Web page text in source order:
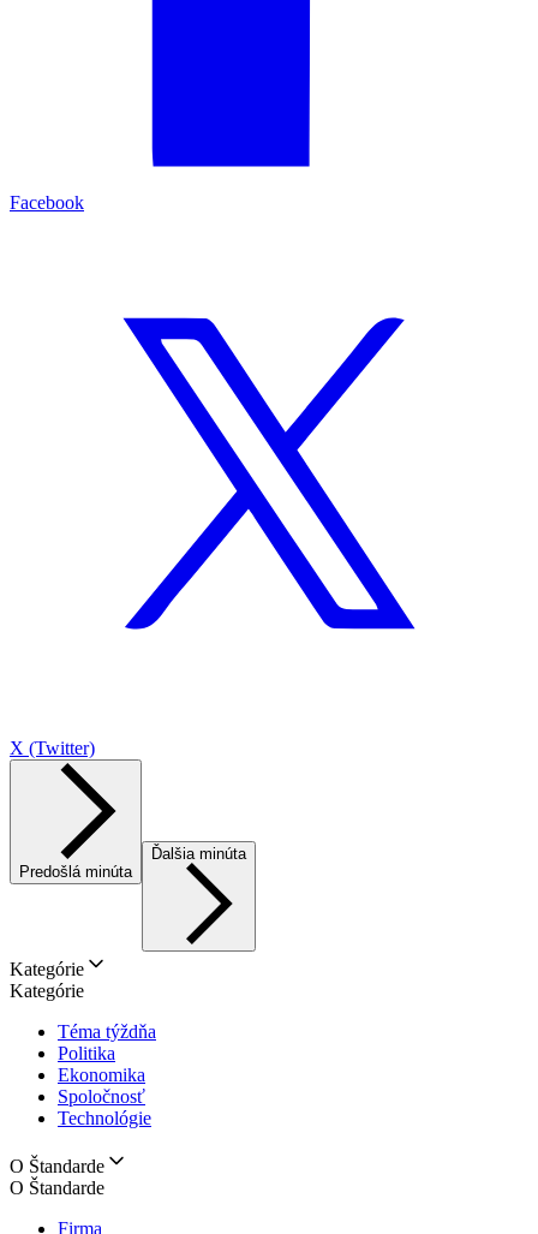
Facebook
X (Twitter)
Predošlá minúta
Ďalšia minúta
Kategórie
Kategórie
Téma týždňa
Politika
Ekonomika
Spoločnosť
Technológie
O Štandarde
O Štandarde
Firma